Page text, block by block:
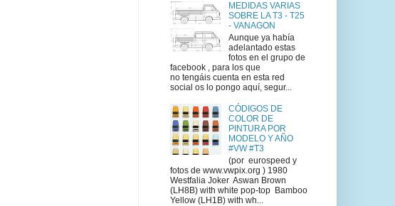
MEDIDAS VARIAS
SOBRE LA T3 - T25
- VANAGON
Aunque ya había
adelantado estas
fotos en el grupo de
facebook , para los que
no tengáis cuenta en esta red
social os lo pongo aquí, segur...
CÓDIGOS DE
COLOR DE
PINTURA POR
MODELO Y AÑO
#VW #T3
(por eurospeed y
fotos de www.vwpix.org ) 1980
Westfalia Joker Aswan Brown
(LH8B) with white pop-top Bamboo
Yellow (LH1B) with wh...